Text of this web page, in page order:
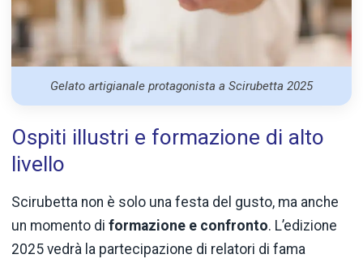
Gelato artigianale protagonista a Scirubetta 2025
Ospiti illustri e formazione di alto
livello
Scirubetta non è solo una festa del gusto, ma anche
un momento di formazione e confronto. L’edizione
2025 vedrà la partecipazione di relatori di fama